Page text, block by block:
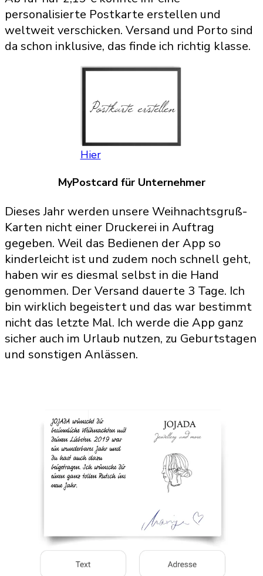
personalisierte Postkarte erstellen und
weltweit verschicken. Versand und Porto sind
da schon inklusive, das finde ich richtig klasse.
Hier
MyPostcard für Unternehmer
Dieses Jahr werden unsere Weihnachtsgruß-
Karten nicht einer Druckerei in Auftrag
gegeben. Weil das Bedienen der App so
kinderleicht ist und zudem noch schnell geht,
haben wir es diesmal selbst in die Hand
genommen. Der Versand dauerte 3 Tage. Ich
bin wirklich begeistert und das war bestimmt
nicht das letzte Mal. Ich werde die App ganz
sicher auch im Urlaub nutzen, zu Geburtstagen
und sonstigen Anlässen.